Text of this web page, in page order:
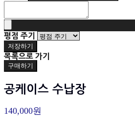
평점 주기
저장하기
목록으로 가기
구매하기
공케이스 수납장
140,000원